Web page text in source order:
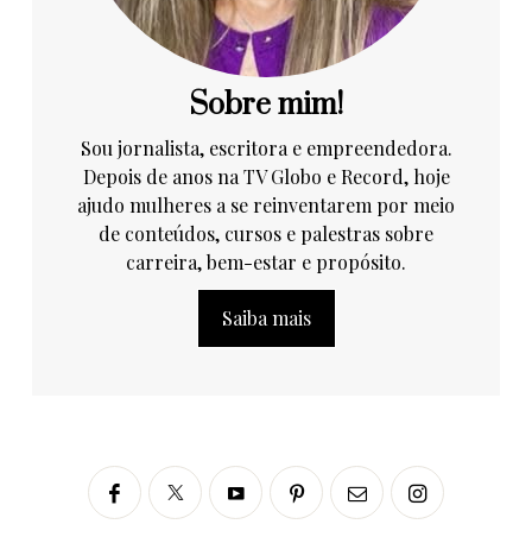
Sobre mim!
Sou jornalista, escritora e empreendedora.
Depois de anos na TV Globo e Record, hoje
ajudo mulheres a se reinventarem por meio
de conteúdos, cursos e palestras sobre
carreira, bem-estar e propósito.
Saiba mais